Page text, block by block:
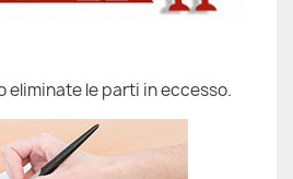
eliminate le parti in eccesso.